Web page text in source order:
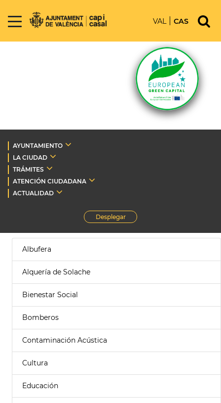
VAL CAS
AYUNTAMIENTO
LA CIUDAD
TRÁMITES
ATENCIÓN CIUDADANA
ACTUALIDAD
Desplegar
Albufera
Alquería de Solache
Bienestar Social
Bomberos
Contaminación Acústica
Cultura
Educación